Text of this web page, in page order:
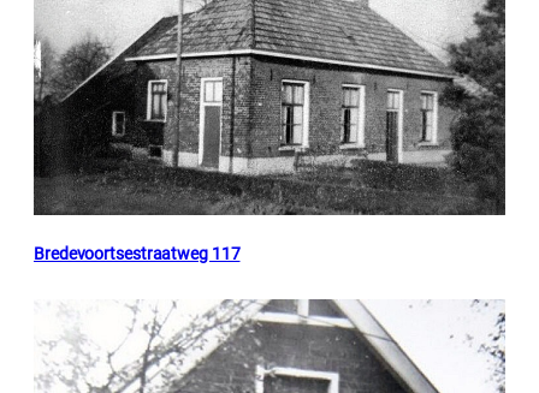
Bredevoortsestraatweg 117